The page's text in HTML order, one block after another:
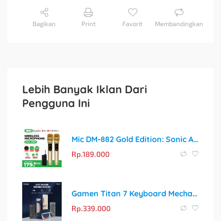
Bagikan Print Favorit Membandingkan
Lebih Banyak Iklan Dari
Pengguna Ini
Mic DM-882 Gold Edition: Sonic Audio Profesional untuk Meeting, Conference, dan Karaoke
Rp.189.000
Gamen Titan 7 Keyboard Mechanical Gaming: Rasakan Sensasi Kemenangan!
Rp.339.000